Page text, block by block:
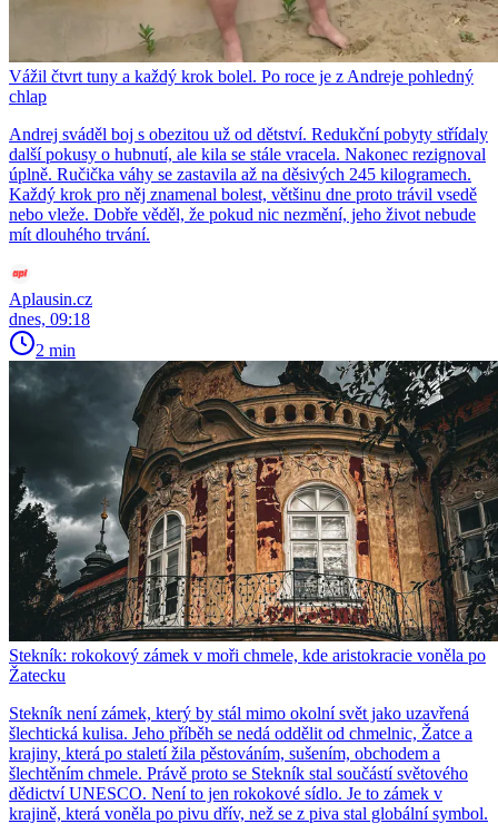
Vážil čtvrt tuny a každý krok bolel. Po roce je z Andreje pohledný
chlap
Andrej sváděl boj s obezitou už od dětství. Redukční pobyty střídaly
další pokusy o hubnutí, ale kila se stále vracela. Nakonec rezignoval
úplně. Ručička váhy se zastavila až na děsivých 245 kilogramech.
Každý krok pro něj znamenal bolest, většinu dne proto trávil vsedě
nebo vleže. Dobře věděl, že pokud nic nezmění, jeho život nebude
mít dlouhého trvání.
Aplausin.cz
dnes, 09:18
2 min
Stekník: rokokový zámek v moři chmele, kde aristokracie voněla po
Žatecku
Stekník není zámek, který by stál mimo okolní svět jako uzavřená
šlechtická kulisa. Jeho příběh se nedá oddělit od chmelnic, Žatce a
krajiny, která po staletí žila pěstováním, sušením, obchodem a
šlechtěním chmele. Právě proto se Stekník stal součástí světového
dědictví UNESCO. Není to jen rokokové sídlo. Je to zámek v
krajině, která voněla po pivu dřív, než se z piva stal globální symbol.